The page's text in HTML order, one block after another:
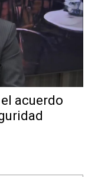
acuerdo